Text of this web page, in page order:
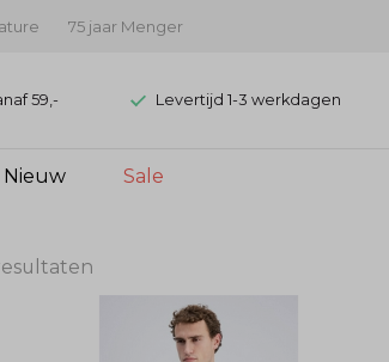
75 jaar Menger
59,- Levertijd 1-3 werkdagen
Nieuw Sale